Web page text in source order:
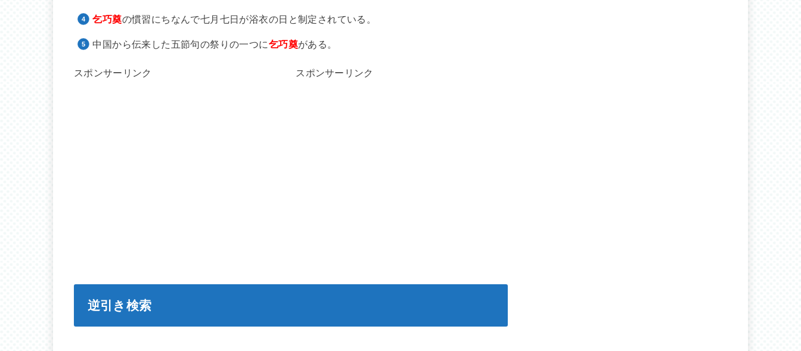
乞巧奠の慣習にちなんで七月七日が浴衣の日と制定されている。
中国から伝来した五節句の祭りの一つに乞巧奠がある。
スポンサーリンク スポンサーリンク
逆引き検索